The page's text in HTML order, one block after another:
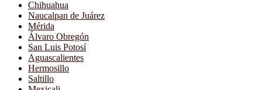
Chihuahua
Naucalpan de Juárez
Mérida
Álvaro Obregón
San Luis Potosí
Aguascalientes
Hermosillo
Saltillo